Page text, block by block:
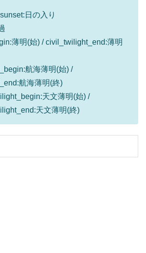
日の入り
薄明(始) / civil_twilight_end:薄明
航海薄明(始) /
航海薄明(終)
天文薄明(始) /
天文薄明(終)